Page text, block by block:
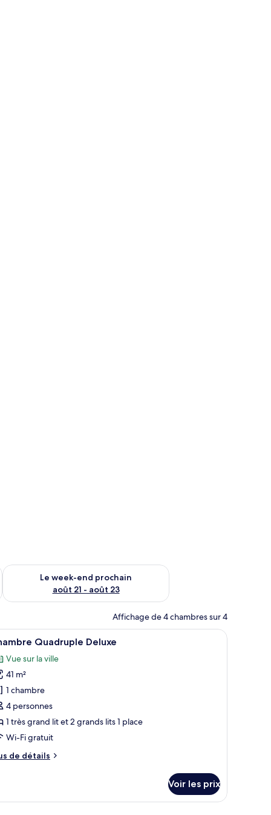
août 14 - août 16
Le week-end prochain
août 21 - août 23
Vérifier la disponibilité pour le week-end prochain août 21 -
Affichage de 4 chambres sur 4
des stores.rouges, un four à micro-ondes, une bouilloire et une fenêtre avec des
:
Une cuisine avec des meubles de
14 Quadruple Deluxe
Vue sur la ville
41 m²
1 chambre
4 personnes
1 très grand lit et 2 grands lits 1 place
Wi-Fi gratuit
de détails
Voir les prix